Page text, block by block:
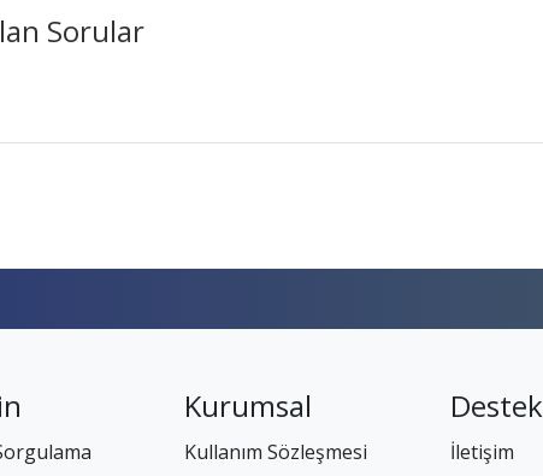
Sorular
Kurumsal
Kullanım Sözleşmesi
Destek
İletişim